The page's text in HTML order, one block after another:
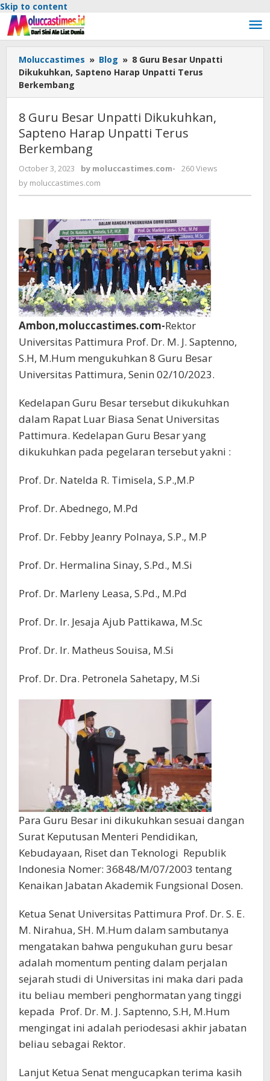
Skip to content
Moluccastimes » Blog » 8 Guru Besar Unpatti
Dikukuhkan, Sapteno Harap Unpatti Terus
Berkembang
8 Guru Besar Unpatti Dikukuhkan,
Sapteno Harap Unpatti Terus
Berkembang
October 3, 2023 by moluccastimes.com-
260 Views
by moluccastimes.com
Ambon,moluccastimes.com-Rektor
Universitas Pattimura Prof. Dr. M. J. Saptenno,
S.H, M.Hum mengukuhkan 8 Guru Besar
Universitas Pattimura, Senin 02/10/2023.
Kedelapan Guru Besar tersebut dikukuhkan
dalam Rapat Luar Biasa Senat Universitas
Pattimura. Kedelapan Guru Besar yang
dikukuhkan pada pegelaran tersebut yakni :
Prof. Dr. Natelda R. Timisela, S.P.,M.P
Prof. Dr. Abednego, M.Pd
Prof. Dr. Febby Jeanry Polnaya, S.P., M.P
Prof. Dr. Hermalina Sinay, S.Pd., M.Si
Prof. Dr. Marleny Leasa, S.Pd., M.Pd
Prof. Dr. Ir. Jesaja Ajub Pattikawa, M.Sc
Prof. Dr. Ir. Matheus Souisa, M.Si
Prof. Dr. Dra. Petronela Sahetapy, M.Si
Para Guru Besar ini dikukuhkan sesuai dangan
Surat Keputusan Menteri Pendidikan,
Kebudayaan, Riset dan Teknologi Republik
Indonesia Nomer: 36848/M/07/2003 tentang
Kenaikan Jabatan Akademik Fungsional Dosen.
Ketua Senat Universitas Pattimura Prof. Dr. S. E.
M. Nirahua, SH. M.Hum dalam sambutanya
mengatakan bahwa pengukuhan guru besar
adalah momentum penting dalam perjalan
sejarah studi di Universitas ini maka dari pada
itu beliau memberi penghormatan yang tinggi
kepada Prof. Dr. M. J. Saptenno, S.H, M.Hum
mengingat ini adalah periodesasi akhir jabatan
beliau sebagai Rektor.
Lanjut Ketua Senat mengucapkan terima kasih